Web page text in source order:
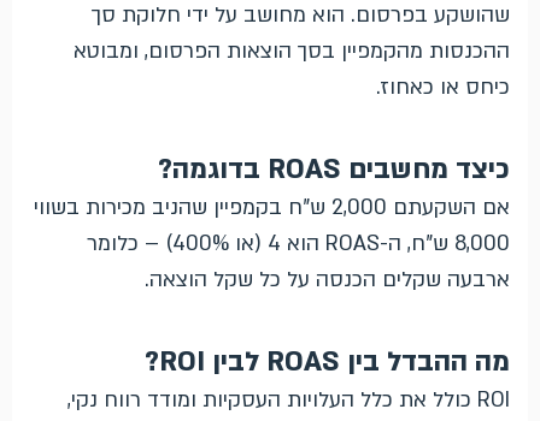
שהושקע בפרסום. הוא מחושב על ידי חלוקת סך
ההכנסות מהקמפיין בסך הוצאות הפרסום, ומבוטא
כיחס או כאחוז.
כיצד מחשבים ROAS בדוגמה?
אם השקעתם 2,000 ש"ח בקמפיין שהניב מכירות בשווי
8,000 ש"ח, ה-ROAS הוא 4 (או 400%) – כלומר
ארבעה שקלים הכנסה על כל שקל הוצאה.
מה ההבדל בין ROAS לבין ROI?
ROI כולל את כלל העלויות העסקיות ומודד רווח נקי,